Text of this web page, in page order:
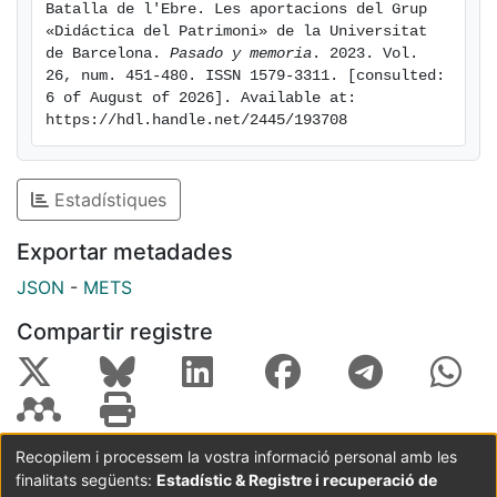
dinàmiques de recerca i socialització del coneixement
impulsades en clau d'història pública i arqueologia
pública, obrien noves perspectives en la recuperació
d'una memòria republicana de la batalla. En aquest
«Didàctica del Patrimoni» (DIDPATRI) de la universitat
de Barcelona. L'estudi aproxima les diferents fases
d'apropiació, en clau de memòria històrica, del camp
de batalla de l'Ebre, i les iniciatives i casuístiques
principals de patrimonialització generades, al seu
entorn, en els diferents moments històrics.
Batalla de l'Ebre. Les aportacions del Grup
«Didáctica del Patrimoni» de la Universitat
de Barcelona. Pasado y memoria . 2023. Vol.
26, num. 451-480. ISSN 1579-3311. [consulted:
6 of August of 2026]. Available at:
https://hdl.handle.net/2445/193708
Estadístiques
Exportar metadades
JSON - METS
Compartir registre
Coordinació:CRAI UB Avís legal
Metadades
Recopilem i processem la vostra informació personal amb les
finalitats següents: Estadístic & Registre i recuperació de